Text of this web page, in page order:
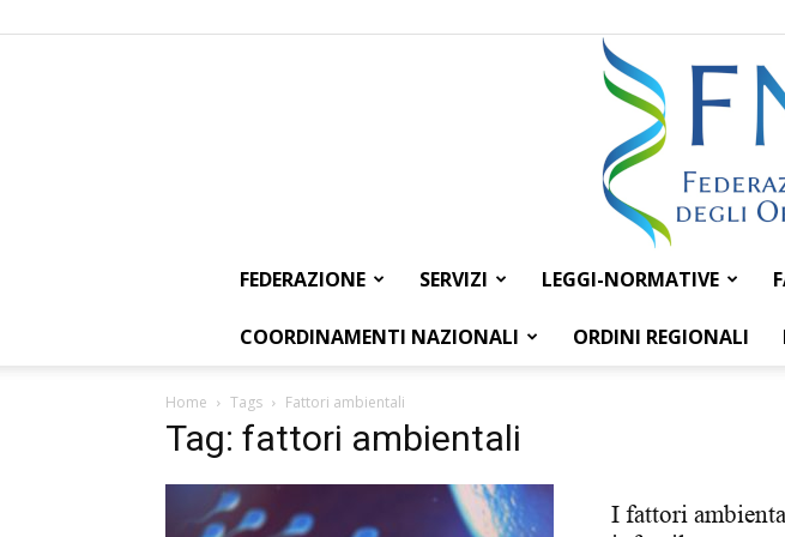
FEDERAZIONE SERVIZI LEGGI-NORMATIVE
COORDINAMENTI NAZIONALI ORDINI REGIONALI
Home Tags Fattori ambientali
Tag: fattori ambientali
I fattori